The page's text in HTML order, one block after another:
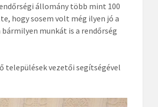
állomány több mint 100
hogy sosem volt még ilyen jó a
munkát is a rendőrség
települések vezetői segítségével